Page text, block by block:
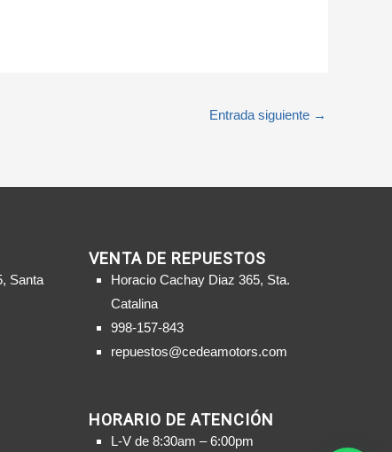
Entrada siguiente →
Santa
VENTA DE REPUESTOS
Horacio Cachay Diaz 365, Sta.
Catalina
998-157-843
repuestos@cedeamotors.com
HORARIO DE ATENCIÓN
L-V de 8:30am – 6:00pm